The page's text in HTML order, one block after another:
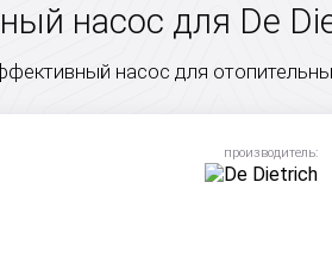
насос для De
насос для